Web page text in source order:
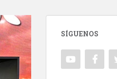
SÍGUENOS